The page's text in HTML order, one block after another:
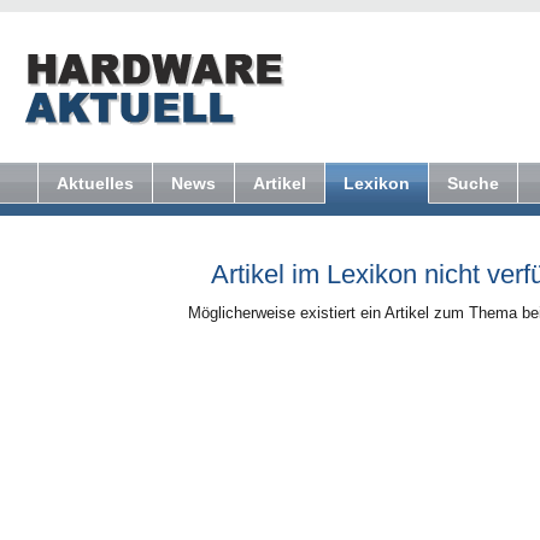
Aktuelles News Artikel Lexikon Suche
Artikel im Lexikon nicht
Möglicherweise existiert ein Artikel zum Thema